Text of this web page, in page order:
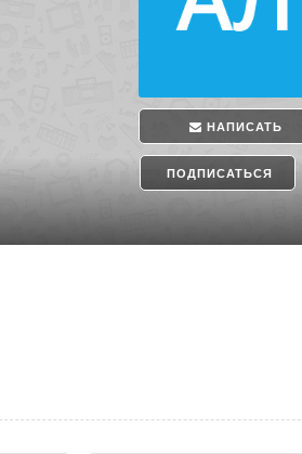
НАПИСАТЬ
ПОДПИСАТЬСЯ